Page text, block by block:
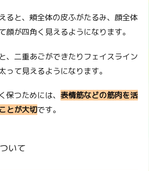
ると、頬全体の皮ふがたるみ、顔全体
顔が四角く見えるようになります。
、二重あごができたりフェイスライン
って見えるようになります。
保つためには、 表情筋などの筋肉を活
とが大切です。
いて